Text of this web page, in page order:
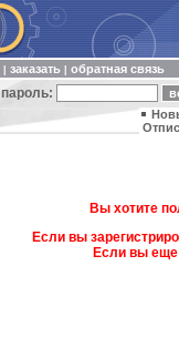
заказать обратная связь
пароль:
Вы хотите
Если вы
Если вы еще